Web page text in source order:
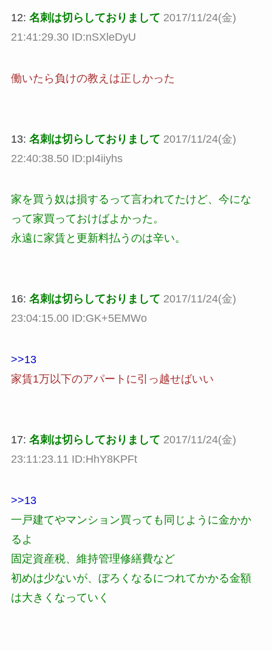
12: 名刺は切らしておりまして 2017/11/24(金)
21:41:29.30 ID:nSXleDyU
働いたら負けの教えは正しかった
13: 名刺は切らしておりまして 2017/11/24(金)
22:40:38.50 ID:pI4iiyhs
家を買う奴は損するって言われてたけど、今にな
って家買っておけばよかった。
永遠に家賃と更新料払うのは辛い。
16: 名刺は切らしておりまして 2017/11/24(金)
23:04:15.00 ID:GK+5EMWo
>>13
家賃1万以下のアパートに引っ越せばいい
17: 名刺は切らしておりまして 2017/11/24(金)
23:11:23.11 ID:HhY8KPFt
>>13
一戸建てやマンション買っても同じように金かか
るよ
固定資産税、維持管理修繕費など
初めは少ないが、ぼろくなるにつれてかかる金額
は大きくなっていく